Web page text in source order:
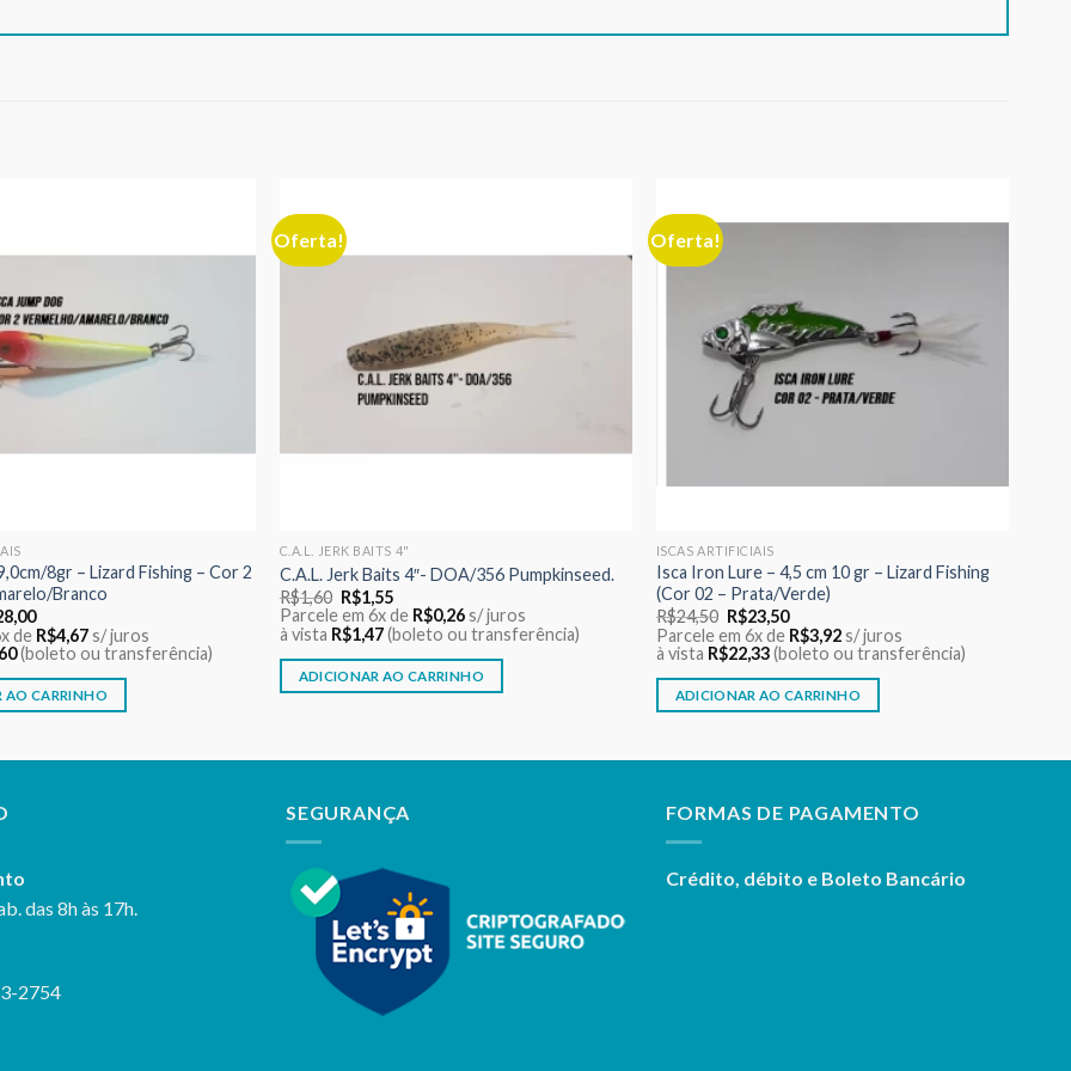
aos meus
8gr – Lizard Fishing – Cor 2
Branco
O
preço
atual
é:
R$28,00.
de R$4,67s/ juros
(boleto ou transferência)
AO CARRINHO
Oferta!
aos meus
C.A.L. JERK BAITS 4"
C.A.L. Jerk Baits 4″- DOA/356 Pumpkinseed.
R$1,60 O
preço
original
era:
R$1,60.
R$1,55O
preço
atual
é:
R$1,55.
Parcele em 6x de R$0,26s/ juros
à vista R$1,47(boleto ou transferência)
ADICIONAR AO CARRINHO
Oferta!
ISCAS ARTIFICIAIS
Isca Iron Lure – 4,5 cm 10 gr – Lizard Fishing
(Cor 02 – Prata/Verde)
R$24,50 O
preço
original
era:
R$24,50.
R$23,50O
preço
atual
é:
R$23,50.
Parcele em 6x de R$3,92s/ juros
à vista R$22,33(boleto ou transferência)
ADICIONAR AO CARRINHO
das 8h às 17h.
2754
SEGURANÇA FORMAS DE PAGAMENTO
Crédito, débito e Boleto Bancário